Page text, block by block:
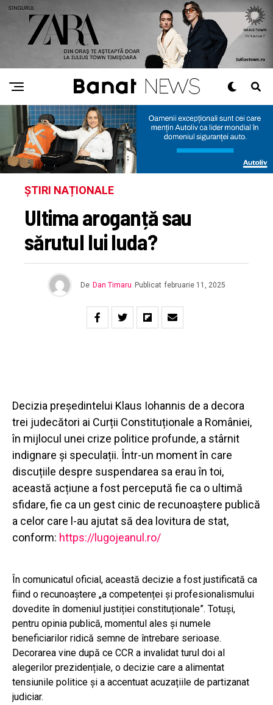
ȘTIRI NAȚIONALE
Ultima aroganță sau
sărutul lui Iuda?
De Dan Timaru Publicat februarie 11, 2025
Decizia președintelui Klaus Iohannis de a decora
trei judecători ai Curții Constituționale a României,
în mijlocul unei crize politice profunde, a stârnit
indignare și speculații. Într-un moment în care
discuțiile despre suspendarea sa erau în toi,
această acțiune a fost percepută fie ca o ultimă
sfidare, fie ca un gest cinic de recunoaștere publică
a celor care l-au ajutat să dea lovitura de stat,
conform: https://lugojeanul.ro/
În comunicatul oficial, această decizie a fost justificată ca
fiind o recunoaștere „a competenței și profesionalismului
dovedite în domeniul justiției constituționale”. Totuși,
pentru opinia publică, momentul ales și numele
beneficiarilor ridică semne de întrebare serioase.
Decorarea vine după ce CCR a invalidat turul doi al
alegerilor prezidențiale, o decizie care a alimentat
tensiunile politice și a accentuat acuzațiile de partizanat
judiciar.